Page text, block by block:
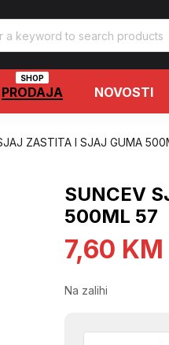
PRODAJA
SHOP
NOVOSTI
ZASTITA I SJAJ GUMA
SUNCEV
500ML 57
7,60 KM
Na zalihi